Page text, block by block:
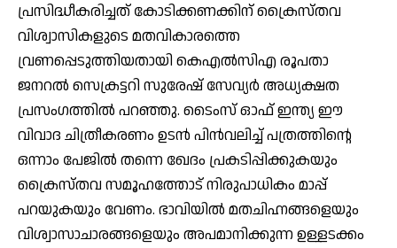
പ്രസിദ്ധീകരിച്ചത് കോടിക്കണക്കിന് ക്രൈസ്തവ
വിശ്വാസികളുടെ മതവികാരത്തെ
വ്രണപ്പെടുത്തിയതായി കെഎല്‍സിഎ രൂപതാ
ജനറല്‍ സെക്രട്ടറി സുരേഷ് സേവ്യര്‍ അധ്യക്ഷത
പ്രസംഗത്തില്‍ പറഞ്ഞു. ടൈംസ് ഓഫ് ഇന്ത്യ ഈ
വിവാദ ചിത്രീകരണം ഉടന്‍ പിന്‍വലിച്ച് പത്രത്തിന്റെ
ഒന്നാം പേജില്‍ തന്നെ ഖേദം പ്രകടിപ്പിക്കുകയും
ക്രൈസ്തവ സമൂഹത്തോട് നിരുപാധികം മാപ്പ്
പറയുകയും വേണം. ഭാവിയില്‍ മതചിഹ്നങ്ങളെയും
വിശ്വാസാചാരങ്ങളെയും അപമാനിക്കുന്ന ഉള്ളടക്കം